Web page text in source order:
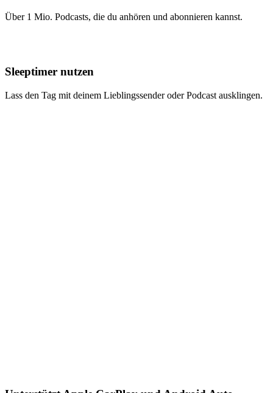
Über 1 Mio. Podcasts, die du anhören und abonnieren kannst.
Sleeptimer nutzen
Lass den Tag mit deinem Lieblingssender oder Podcast ausklingen.